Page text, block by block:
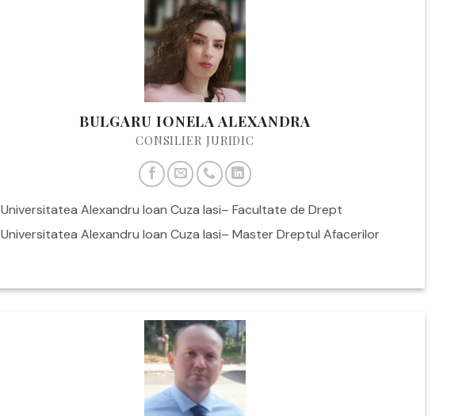
BULGARU IONELA ALEXANDRA
CONSILIER JURIDIC
Universitatea Alexandru Ioan Cuza Iasi– Facultate de Drept
Universitatea Alexandru Ioan Cuza Iasi– Master Dreptul Afacerilor